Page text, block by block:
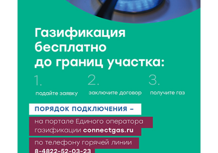
Зарядка со стражем порядка объединила детей в
7 Авг 2026 18:02 399
В Нило-Столобенской пустыни началась
реставрация фасада исторической
Крестовоздвиженской церкви
7 Авг 2026 18:01 283
День арбуза отметили ребята в Андреапольском
Доме культуры